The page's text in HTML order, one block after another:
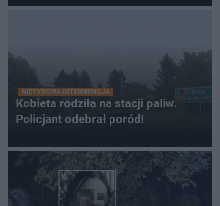
NIETYPOWA INTERWENCJA
Kobieta rodziła na stacji paliw.
Policjant odebrał poród!